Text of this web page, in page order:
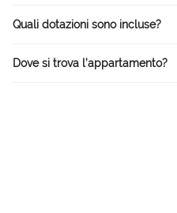
Quali dotazioni sono incluse?
Dove si trova l’appartamento?